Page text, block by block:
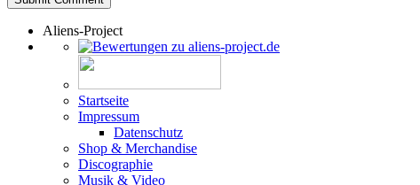
Aliens-Project
Startseite
Impressum
Datenschutz
Shop & Merchandise
Discographie
Musik & Video